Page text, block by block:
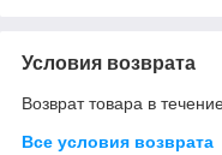
Условия возврата
Возврат товара в
Все условия возврата